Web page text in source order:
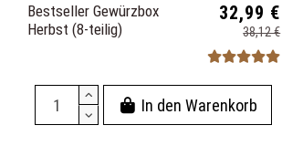
Bestseller Gewürzbox
Herbst (8-teilig)
32,99 €
38,12 €
In den Warenkorb